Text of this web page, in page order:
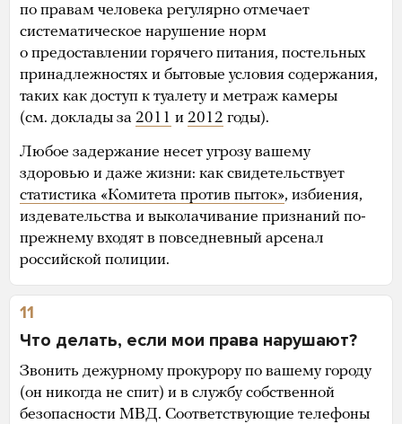
по правам человека регулярно отмечает
систематическое нарушение норм
о предоставлении горячего питания, постельных
принадлежностях и бытовые условия содержания,
таких как доступ к туалету и метраж камеры
(см. доклады за 2011 и 2012 годы).
Любое задержание несет угрозу вашему
здоровью и даже жизни: как свидетельствует
статистика «Комитета против пыток», избиения,
издевательства и выколачивание признаний по-
прежнему входят в повседневный арсенал
российской полиции.
11
Что делать, если мои права нарушают?
Звонить дежурному прокурору по вашему городу
(он никогда не спит) и в службу собственной
безопасности МВД. Соответствующие телефоны